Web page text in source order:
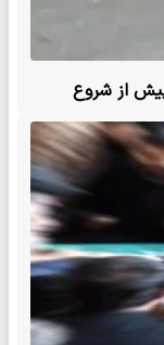
از شروع